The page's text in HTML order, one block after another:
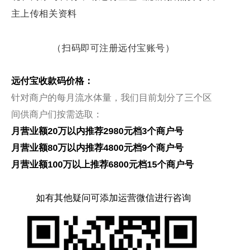
主上传相关资料
（扫码即可注册远付宝账号）
远付宝收款码价格：
针对商户的每月流水体量，我们目前划分了三个区
间供商户们按需选取：
月营业额20万以内推荐2980元档3个商户号
月营业额80万以内推荐4800元档9个商户号
月营业额100万以上推荐6800元档15个商户号
如有其他疑问可添加运营微信进行咨询